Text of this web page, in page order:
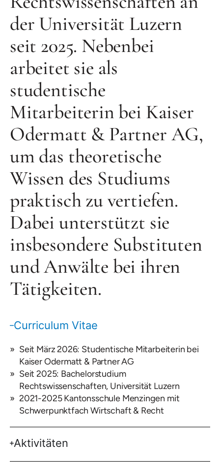
der Universität Luzern
seit 2025. Nebenbei
arbeitet sie als
studentische
Mitarbeiterin bei Kaiser
Odermatt & Partner AG,
um das theoretische
Wissen des Studiums
praktisch zu vertiefen.
Dabei unterstützt sie
insbesondere Substituten
und Anwälte bei ihren
Tätigkeiten.
Curriculum Vitae
Seit März 2026: Studentische Mitarbeiterin bei
Kaiser Odermatt & Partner AG
Seit 2025: Bachelorstudium
Rechtswissenschaften, Universität Luzern
2021-2025 Kantonsschule Menzingen mit
Schwerpunktfach Wirtschaft & Recht
Aktivitäten